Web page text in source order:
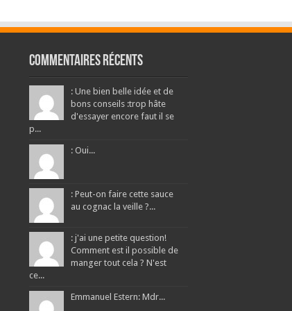
Commentaires récents
: Une bien belle idée et de
bons conseils :trop hâte
d'essayer encore faut il se
p...
: Oui...
: Peut-on faire cette sauce
au cognac la veille ?...
: j'ai une petite question!
Comment est il possible de
manger tout cela ? N'est
ce...
Emmanuel Estern: Mdr...